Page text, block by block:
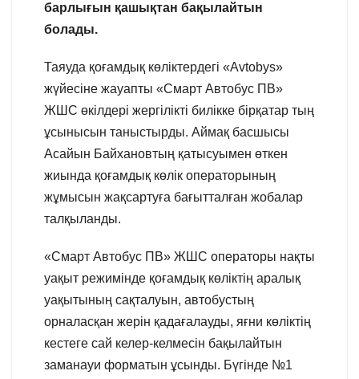
барлығын қашықтан бақылайтын
болады.
Таяуда қоғамдық көліктердегі «Avtobys»
жүйесіне жауапты «Смарт Автобус ПВ»
ЖШС өкілдері жергілікті билікке бірқатар тың
ұсынысын таныстырды. Аймақ басшысы
Асайын Байхановтың қатысуымен өткен
жиында қоғамдық көлік операторының
жұмысын жақсартуға бағытталған жобалар
талқыланды.
«Смарт Автобус ПВ» ЖШС операторы нақты
уақыт режимінде қоғамдық көліктің аралық
уақытының сақталуын, автобустың
орналасқан жерін қадағалауды, яғни көліктің
кестеге сай келер-келмесін бақылайтын
заманауи форматын ұсынды. Бүгінде №1